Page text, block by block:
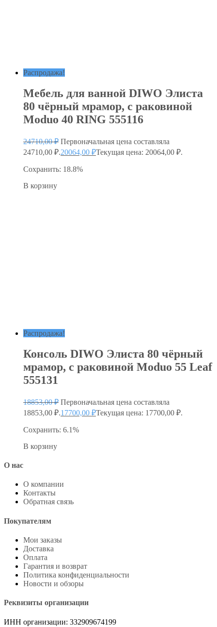
Распродажа!
Мебель для ванной DIWO Элиста
80 чёрный мрамор, с раковиной
Moduo 40 RING 555116
24710,00₽ Первоначальная цена составляла
24710,00 ₽.20064,00 ₽Текущая цена: 20064,00 ₽.
Сохранить: 18.8%
В корзину
Распродажа!
Консоль DIWO Элиста 80 чёрный
мрамор, с раковиной Moduo 55 Leaf
555131
18853,00₽ Первоначальная цена составляла
18853,00 ₽.17700,00 ₽Текущая цена: 17700,00 ₽.
Сохранить: 6.1%
В корзину
О нас
О компании
Контакты
Обратная связь
Покупателям
Мои заказы
Доставка
Оплата
Гарантия и возврат
Политика конфиденциальности
Новости и обзоры
Реквизиты организации
ИНН организации: 332909674199